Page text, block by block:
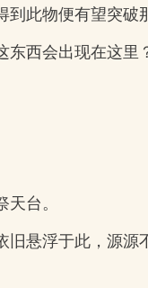
到此物便有望突破
东西会出现在这里
台。
旧悬浮于此，源源